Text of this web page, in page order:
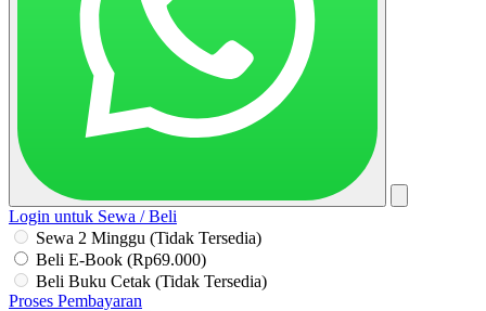
Login untuk Sewa / Beli
Sewa 2 Minggu (Tidak Tersedia)
Beli E-Book (Rp69.000)
Beli Buku Cetak (Tidak Tersedia)
Proses Pembayaran